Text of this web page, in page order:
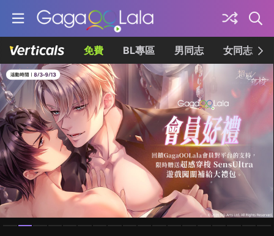
免費 BL專區 男同志 女同志
Homepage